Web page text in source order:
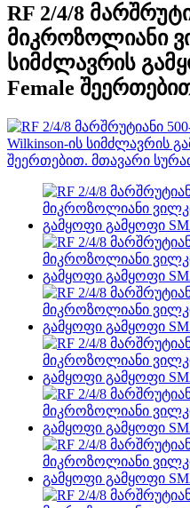
RF 2/4/8
მიკროზოლიანი
სიმძლავრის
Female